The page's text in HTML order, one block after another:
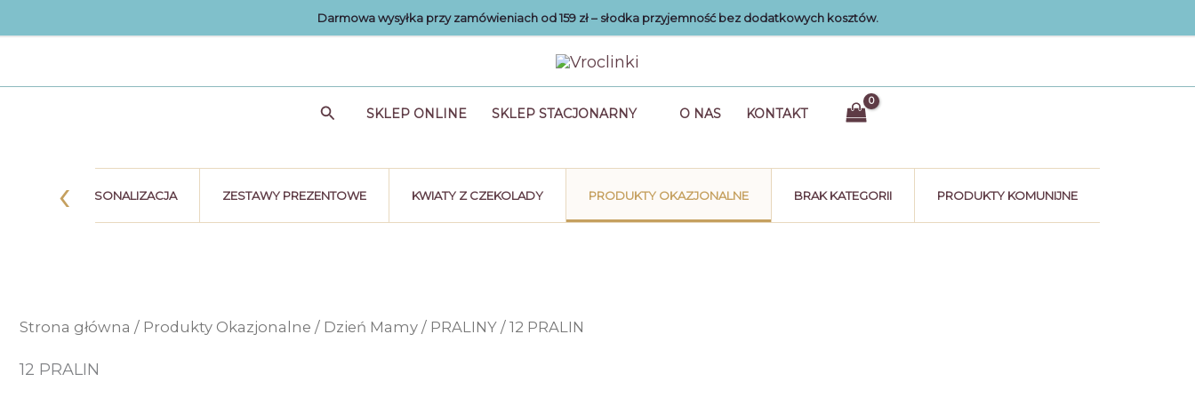
Darmowa wysyłka przy zamówieniach od 159 zł – słodka przyjemność bez dodatkowych kosztów.
SzukajSKLEP ONLINE SKLEP STACJONARNY O NAS KONTAKT
‹ PERSONALIZACJA ZESTAWY PREZENTOWE KWIATY Z CZEKOLADY PRODUKTY OKAZJONALNE BRAK KATEGORII PRODUKTY KOMUNIJNE
Strona główna / Produkty Okazjonalne / Dzień Mamy / PRALINY / 12 PRALIN
12 PRALIN